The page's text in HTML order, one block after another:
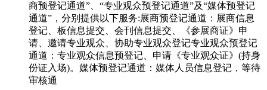
商预登记通道”、“专业观众预登记通道”及“媒体预登记
通道”，分别提供以下服务:展商预登记通道：展商信息
登记、板信息提交、会刊信息提交、《参展商证》申
请、邀请专业观众、协助专业观众登记专业观众预登记
通道：专业观众信息预登记、申请《专业观众证》(持身
份证入场)。媒体预登记通道：媒体人员信息登记，等待
审核通